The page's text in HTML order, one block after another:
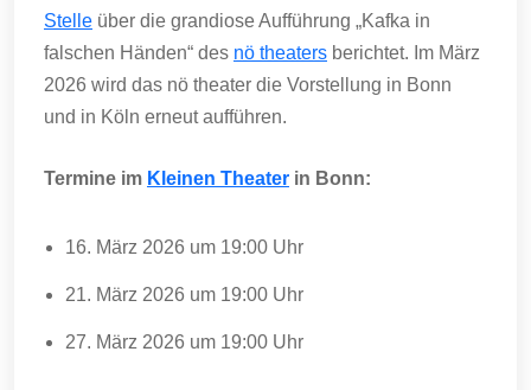
Stelle über die grandiose Aufführung „Kafka in
falschen Händen“ des nö theaters berichtet. Im März
2026 wird das nö theater die Vorstellung in Bonn
und in Köln erneut aufführen.
Termine im Kleinen Theater in Bonn:
16. März 2026 um 19:00 Uhr
21. März 2026 um 19:00 Uhr
27. März 2026 um 19:00 Uhr